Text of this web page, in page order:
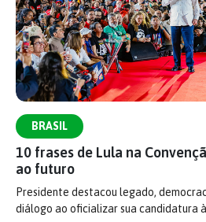
BRASIL
10 frases de Lula na
ao futuro
Presidente destacou legado,
diálogo ao oficializar sua candidatura